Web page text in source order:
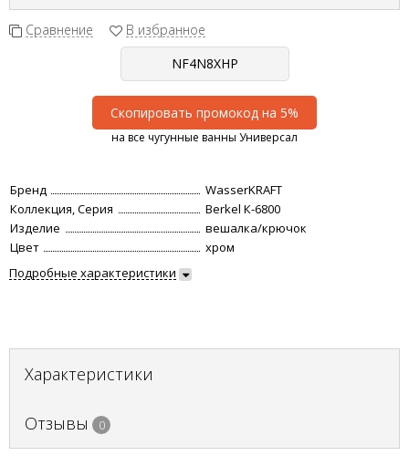
Сравнение В избранное
Скопировать промокод на 5%
на все чугунные ванны Универсал
Бренд
WasserKRAFT
Коллекция, Серия
Berkel К-6800
Изделие
вешалка/крючок
Цвет
хром
Подробные характеристики
Характеристики
Отзывы 0